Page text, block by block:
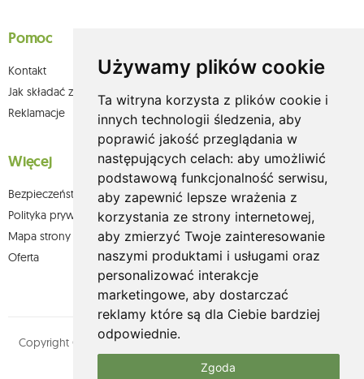
Używamy plików cookie
Ta witryna korzysta z plików cookie i
innych technologii śledzenia, aby
poprawić jakość przeglądania w
następujących celach: aby umożliwić
podstawową funkcjonalność serwisu,
aby zapewnić lepsze wrażenia z
korzystania ze strony internetowej,
aby zmierzyć Twoje zainteresowanie
naszymi produktami i usługami oraz
personalizować interakcje
marketingowe, aby dostarczać
reklamy które są dla Ciebie bardziej
odpowiednie.
Zgoda
Pomoc
Kontakt
Jak składać zamówienia w sklepie olium.pl?
Reklamacje
Więcej
Bezpieczeństwo płatności
Polityka prywatności
Mapa strony
Oferta
Copyright © olium.pl. Wszystkie prawa zastrzeżone. Designed by
MOUTON interactive